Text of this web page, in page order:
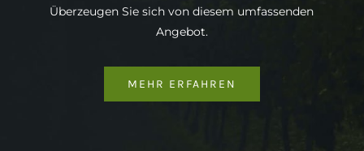
Überzeugen Sie sich von diesem umfassenden
Angebot.
MEHR ERFAHREN